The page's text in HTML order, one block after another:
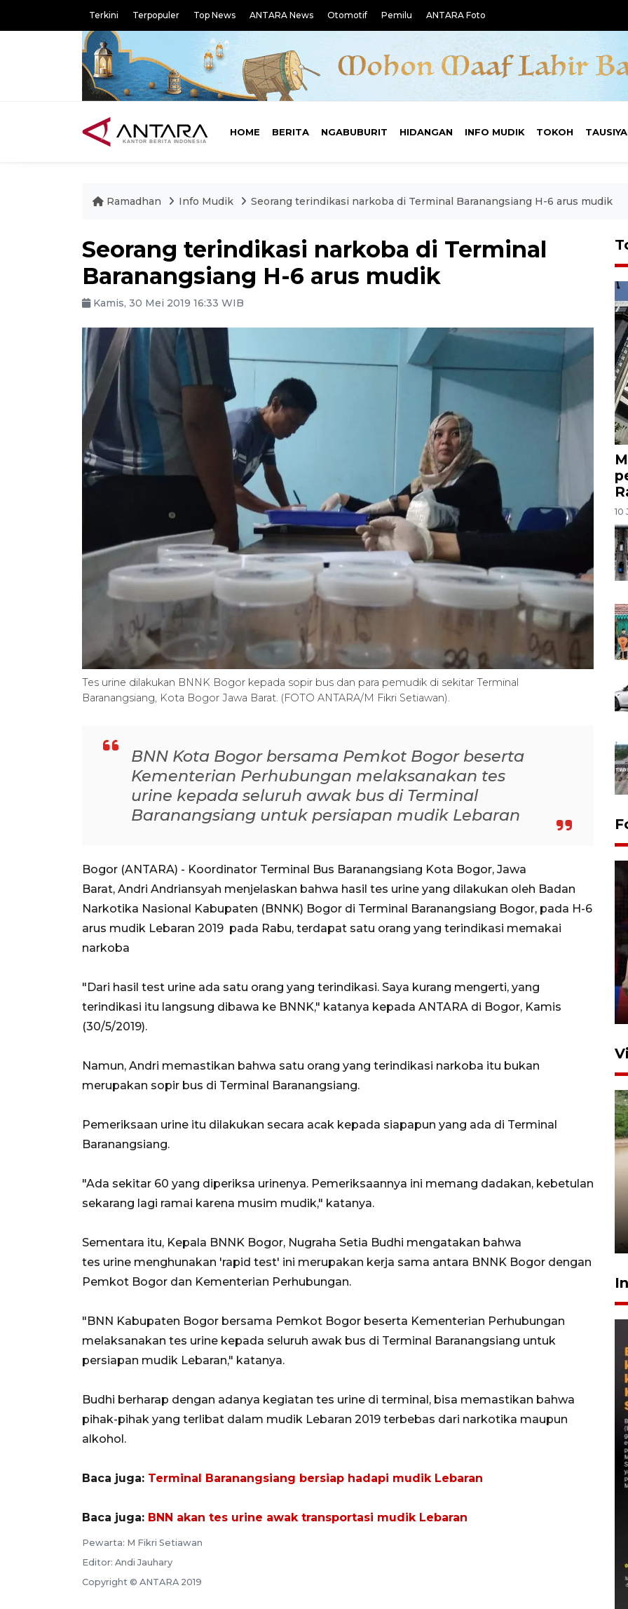
Terkini Terpopuler Top News ANTARA News Otomotif Pemilu ANTARA Foto
HOME BERITA NGABUBURIT HIDANGAN INFO MUDIK TOKOH
Ramadhan Info Mudik Seorang terindikasi narkoba di Terminal Baranangsiang H-6 arus mudik
Seorang terindikasi narkoba di Terminal
Baranangsiang H-6 arus mudik
Kamis, 30 Mei 2019 16:33 WIB
Tes urine dilakukan BNNK Bogor kepada sopir bus dan para pemudik di sekitar Terminal
Baranangsiang, Kota Bogor Jawa Barat. (FOTO ANTARA/M Fikri Setiawan).
BNN Kota Bogor bersama Pemkot Bogor beserta
Kementerian Perhubungan melaksanakan tes
urine kepada seluruh awak bus di Terminal
Baranangsiang untuk persiapan mudik Lebaran
Bogor (ANTARA) - Koordinator Terminal Bus Baranangsiang Kota Bogor, Jawa
Barat, Andri Andriansyah menjelaskan bahwa hasil tes urine yang dilakukan oleh Badan
Narkotika Nasional Kabupaten (BNNK) Bogor di Terminal Baranangsiang Bogor, pada H-6
arus mudik Lebaran 2019 pada Rabu, terdapat satu orang yang terindikasi memakai
narkoba
"Dari hasil test urine ada satu orang yang terindikasi. Saya kurang mengerti, yang
terindikasi itu langsung dibawa ke BNNK," katanya kepada ANTARA di Bogor, Kamis
(30/5/2019).
Namun, Andri memastikan bahwa satu orang yang terindikasi narkoba itu bukan
merupakan sopir bus di Terminal Baranangsiang.
Pemeriksaan urine itu dilakukan secara acak kepada siapapun yang ada di Terminal
Baranangsiang.
"Ada sekitar 60 yang diperiksa urinenya. Pemeriksaannya ini memang dadakan, kebetulan
sekarang lagi ramai karena musim mudik," katanya.
Sementara itu, Kepala BNNK Bogor, Nugraha Setia Budhi mengatakan bahwa
tes urine menghunakan 'rapid test' ini merupakan kerja sama antara BNNK Bogor dengan
Pemkot Bogor dan Kementerian Perhubungan.
"BNN Kabupaten Bogor bersama Pemkot Bogor beserta Kementerian Perhubungan
melaksanakan tes urine kepada seluruh awak bus di Terminal Baranangsiang untuk
persiapan mudik Lebaran," katanya.
Budhi berharap dengan adanya kegiatan tes urine di terminal, bisa memastikan bahwa
pihak-pihak yang terlibat dalam mudik Lebaran 2019 terbebas dari narkotika maupun
alkohol.
Baca juga: Terminal Baranangsiang bersiap hadapi mudik Lebaran
Baca juga: BNN akan tes urine awak transportasi mudik Lebaran
Pewarta: M Fikri Setiawan
Editor: Andi Jauhary
Copyright © ANTARA 2019
10
Ibu Kota
11 April 2026
Gabung Persebaya, striker